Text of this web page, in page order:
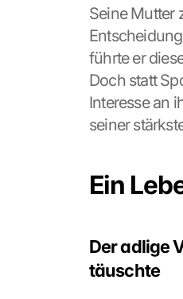
Seine Mutter
führte er
Doch statt
Interesse an
seiner
Ein
Der adlige
täuschte
G
o
g
l
e
M
a
:
B
l
c